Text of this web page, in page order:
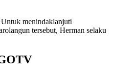
menindaklanjuti
tersebut, Herman selaku